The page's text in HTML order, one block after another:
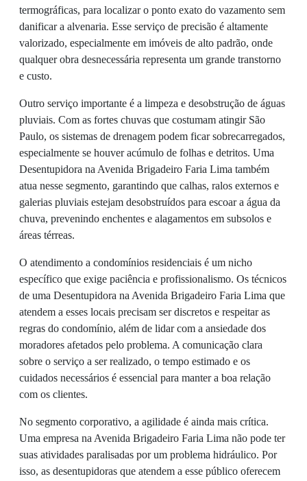
termográficas, para localizar o ponto exato do vazamento sem
danificar a alvenaria. Esse serviço de precisão é altamente
valorizado, especialmente em imóveis de alto padrão, onde
qualquer obra desnecessária representa um grande transtorno
e custo.
Outro serviço importante é a limpeza e desobstrução de águas
pluviais. Com as fortes chuvas que costumam atingir São
Paulo, os sistemas de drenagem podem ficar sobrecarregados,
especialmente se houver acúmulo de folhas e detritos. Uma
Desentupidora na Avenida Brigadeiro Faria Lima também
atua nesse segmento, garantindo que calhas, ralos externos e
galerias pluviais estejam desobstruídos para escoar a água da
chuva, prevenindo enchentes e alagamentos em subsolos e
áreas térreas.
O atendimento a condomínios residenciais é um nicho
específico que exige paciência e profissionalismo. Os técnicos
de uma Desentupidora na Avenida Brigadeiro Faria Lima que
atendem a esses locais precisam ser discretos e respeitar as
regras do condomínio, além de lidar com a ansiedade dos
moradores afetados pelo problema. A comunicação clara
sobre o serviço a ser realizado, o tempo estimado e os
cuidados necessários é essencial para manter a boa relação
com os clientes.
No segmento corporativo, a agilidade é ainda mais crítica.
Uma empresa na Avenida Brigadeiro Faria Lima não pode ter
suas atividades paralisadas por um problema hidráulico. Por
isso, as desentupidoras que atendem a esse público oferecem